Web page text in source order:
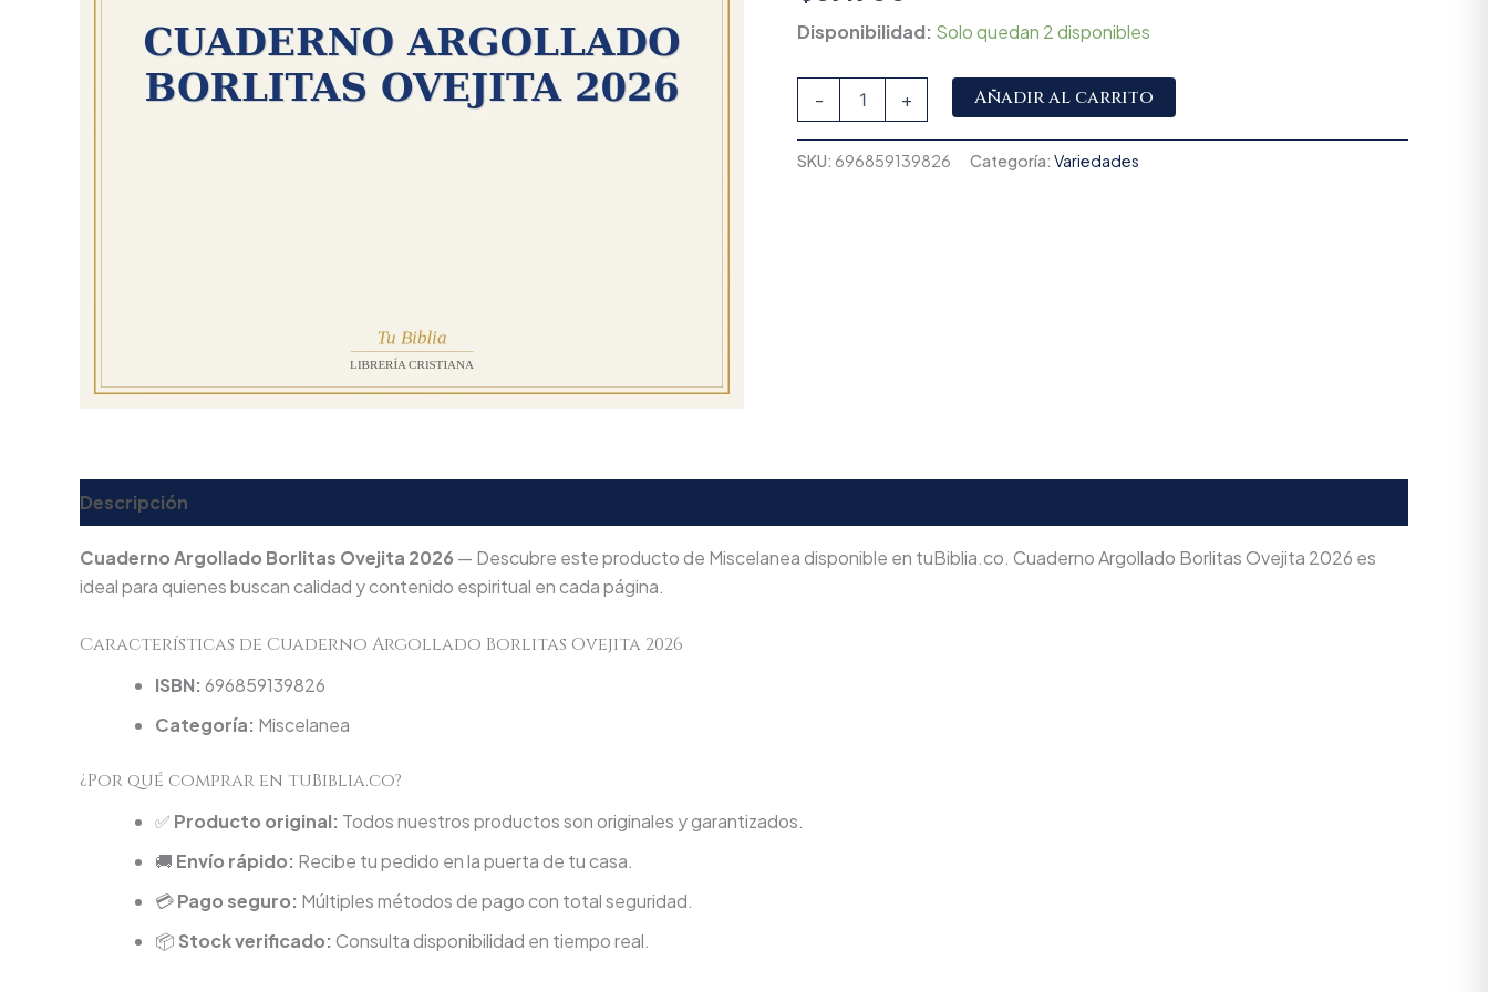
Disponibilidad: Solo quedan 2 disponibles
- + Añadir al carrito
SKU: 696859139826 Categoría: Variedades
Descripción
Cuaderno Argollado Borlitas Ovejita 2026 — Descubre este producto de Miscelanea disponible en tuBiblia.co. Cuaderno Argollado Borlitas Ovejita 2026 es
ideal para quienes buscan calidad y contenido espiritual en cada página.
Características de Cuaderno Argollado Borlitas Ovejita 2026
ISBN: 696859139826
Categoría: Miscelanea
¿Por qué comprar en tuBiblia.co?
✅ Producto original: Todos nuestros productos son originales y garantizados.
🚚 Envío rápido: Recibe tu pedido en la puerta de tu casa.
💳Pago seguro: Múltiples métodos de pago con total seguridad.
📦 Stock verificado: Consulta disponibilidad en tiempo real.